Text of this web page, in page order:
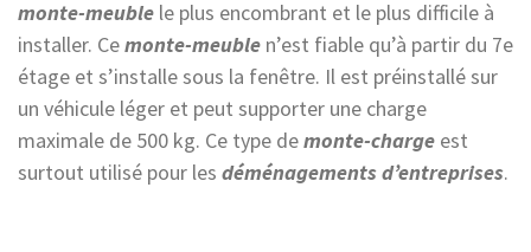
monte-meuble le plus encombrant et le plus difficile à
installer. Cemonte-meuble n’est fiable qu’à partir du 7e
étage et s’installe sous la fenêtre. Il est préinstallé sur
un véhicule léger et peut supporter une charge
maximale de 500 kg. Ce type demonte-charge est
surtout utilisé pour les déménagements d’entreprises.